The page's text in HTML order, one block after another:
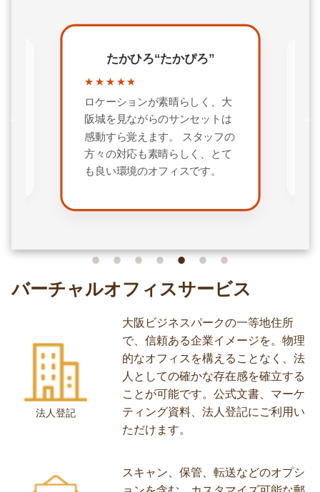
たかひろ“たかぴろ”
ケーションが素晴らしく、大
城を見ながらのサンセットは
動すら覚えます。 スタッフの
々の対応も素晴らしく、とて
良い環境のオフィスです。
OBP(大阪ビジネスパー
心部にある、ツイン
ーの35Fにオープンした
ブコープの見学に訪れま
Osaka Metro 大阪ビジネ
徒歩5分 サービスオフィ
ては見た目の高級感もさ
さや、受付スタッフによ
キシブルな電話応対が可
との他、スタッフの方は
英語と日本語のバイリン
ンガルまでいるそうです
を開始した瞬間から、優
材の手を借りられること
いに事業発展のサポート
と思います。 おそらく
見るより実際に訪れて体
為にも、サーブコープの
バーチャルオフィスサービス
大阪ビジネスパークの一等地住所
で、信頼ある企業イメージを。物理
的なオフィスを構えることなく、法
ことが可能です。公式文書、マーケ